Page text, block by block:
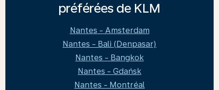
préférées de KLM
Nantes - Amsterdam
Nantes - Bali (Denpasar)
Nantes - Bangkok
Nantes - Gdańsk
Nantes - Montréal